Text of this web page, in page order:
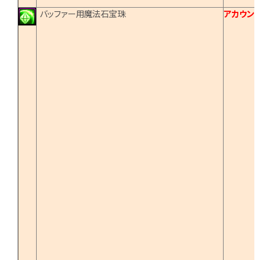
バッファー用魔法石宝珠 アカウント